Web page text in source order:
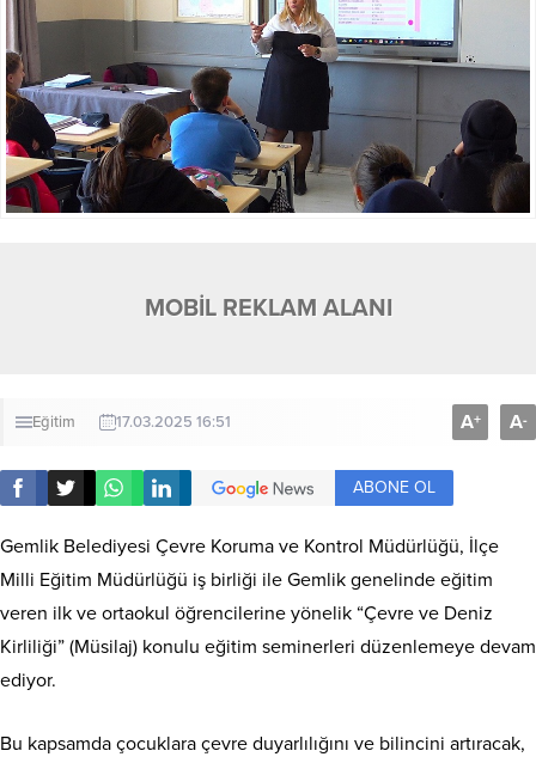
MOBİL REKLAM ALANI
Eğitim 17.03.2025 16:51 A+ A-
ABONE OL
Gemlik Belediyesi Çevre Koruma ve Kontrol Müdürlüğü, İlçe
Milli Eğitim Müdürlüğü iş birliği ile Gemlik genelinde eğitim
veren ilk ve ortaokul öğrencilerine yönelik “Çevre ve Deniz
Kirliliği” (Müsilaj) konulu eğitim seminerleri düzenlemeye devam
ediyor.
Bu kapsamda çocuklara çevre duyarlılığını ve bilincini artıracak,